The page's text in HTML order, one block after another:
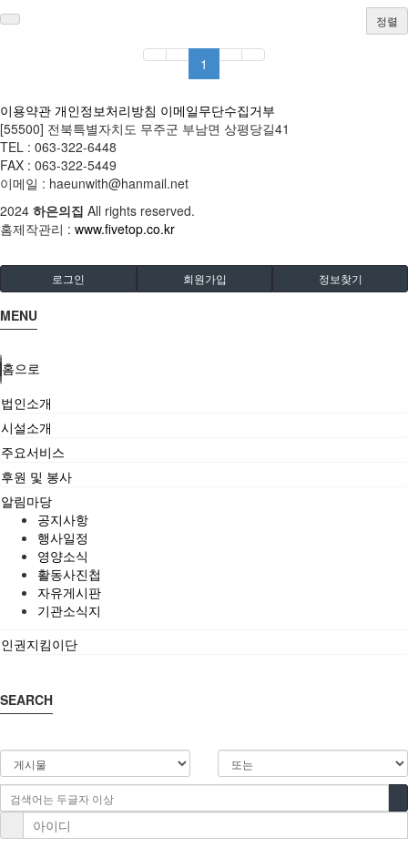
정렬
1
이용약관 개인정보처리방침 이메일무단수집거부
[55500] 전북특별자치도 무주군 부남면 상평당길41
TEL : 063-322-6448
FAX : 063-322-5449
이메일 : haeunwith@hanmail.net
2024 하은의집 All rights reserved.
홈제작관리 : www.fivetop.co.kr
로그인 회원가입 정보찾기
MENU
홈으로
법인소개
시설소개
주요서비스
후원 및 봉사
알림마당
공지사항
행사일정
영양소식
활동사진첩
자유게시판
기관소식지
인권지킴이단
SEARCH